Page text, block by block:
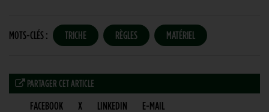
MOTS-CLÉS : TRICHE RÈGLES MATÉRIEL
PARTAGER CET ARTICLE
FACEBOOK X LINKEDIN E-MAIL